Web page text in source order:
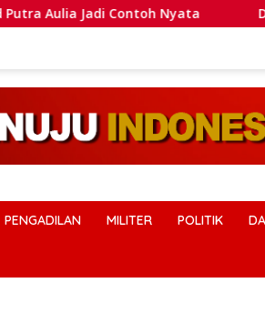
Nyata Dansatlat Brimob
PENGADILAN MILITER POLITIK